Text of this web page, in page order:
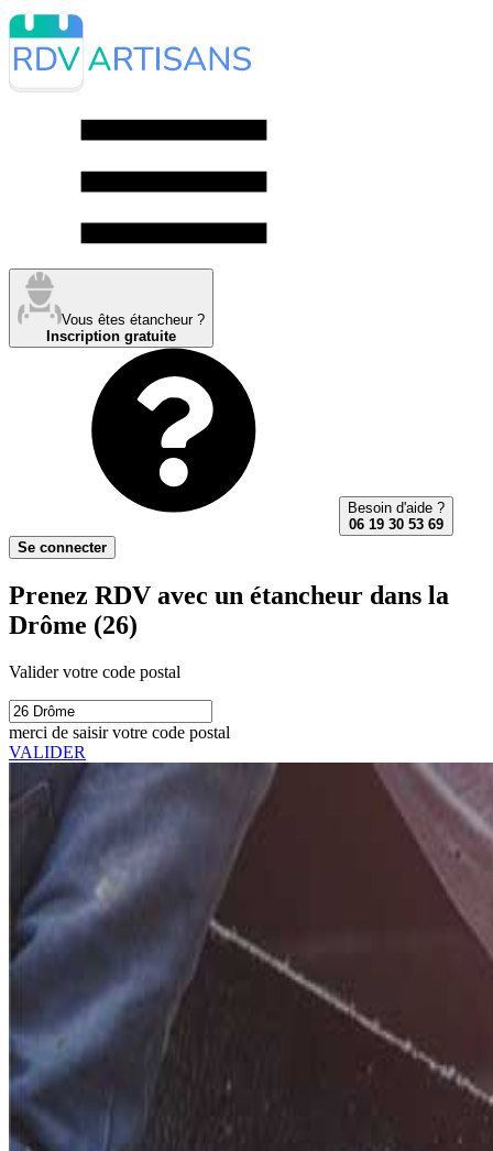
Vous êtes étancheur ?
Inscription gratuite
Besoin d'aide ?
06 19 30 53 69
Se connecter
Prenez RDV avec un étancheur dans la
Drôme (26)
Valider votre code postal
merci de saisir votre code postal
VALIDER